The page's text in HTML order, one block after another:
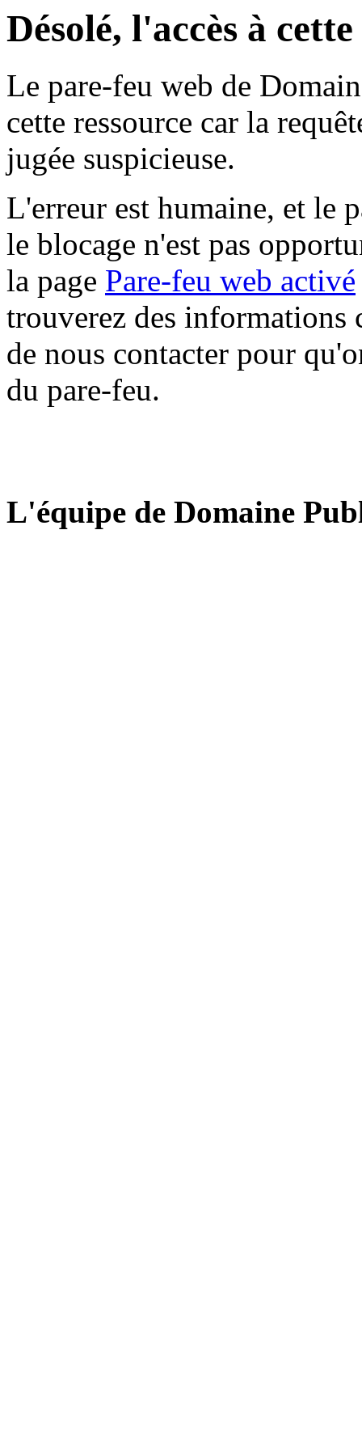
Désolé, l'accès à
Le pare-feu web de
cette ressource car la
jugée suspicieuse.
L'erreur est humaine, et le
le blocage n'est pas
la page Pare-feu web activé
trouverez des informations
de nous contacter pour
du pare-feu.
L'équipe de Domaine